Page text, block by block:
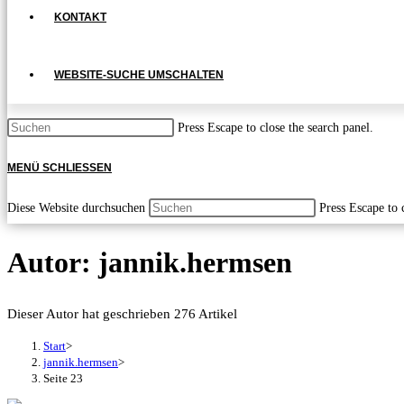
KONTAKT
WEBSITE-SUCHE UMSCHALTEN
Press Escape to close the search panel.
MENÜ SCHLIESSEN
Diese Website durchsuchen Press Escape to
Autor: jannik.hermsen
Dieser Autor hat geschrieben 276 Artikel
Start>
jannik.hermsen>
Seite 23